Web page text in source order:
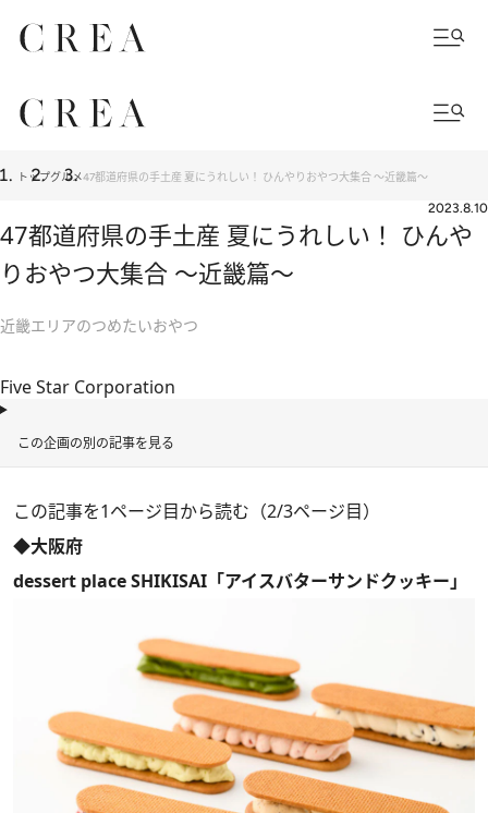
トップグルメ47都道府県の手土産 夏にうれしい！ ひんやりおやつ大集合 ～近畿篇～
2023.8.10
47都道府県の手土産 夏にうれしい！ ひんや
りおやつ大集合 ～近畿篇～
近畿エリアのつめたいおやつ
Five Star Corporation
この企画の別の記事を見る
この記事を1ページ目から読む（2/3ページ目）
◆大阪府
dessert place SHIKISAI「アイスバターサンドクッキー」